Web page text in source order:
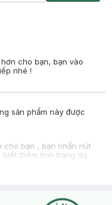
cho bạn, bạn vào
nhé !
sản phẩm này được
cho bạn , bạn nhấn nút
thêm tình trạng da